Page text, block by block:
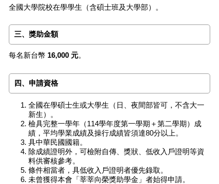
全國大學院校在學學生（含碩士班及大學部）。
三、獎助金額
每名新台幣 16,000 元。
四、申請資格
全國在學碩士生或大學生（日、夜間部皆可，不含大一
新生）。
檢具完整一學年（114學年度第一學期＋第二學期）成
績，平均學業成績及操行成績皆須達80分以上。
具中華民國國籍。
除成績證明外，可檢附自傳、獎狀、低收入戶證明等資
料供審核參考。
條件相當者，具低收入戶證明者優先錄取。
未曾獲得本會「莘莘向榮獎助學金」者始得申請。